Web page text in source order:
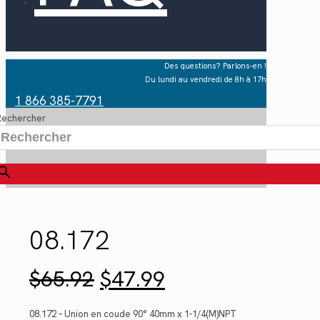
Des questions? Parlons-en !
Du lundi au vendredi de 8h à 17h
1 866 385-7791
08.172
$65.92 Le
prix
initial
$47.99prix
actuel
08.172 – Union en coude 90° 40mm x 1-1/4(M)NPT